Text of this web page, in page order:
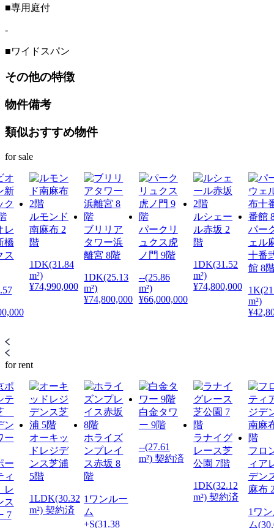
■専用庭付
-
■ワイドスパン
その他の特徴
物件備考
類似おすすめ物件
for sale
レ
橋
ス
ルモンド
南麻布 2
階
1DK(31.84
m²)
¥74,990,000
ブリリア
タワー浜
離宮 8階
1DK(25.13
m²)
¥74,800,000
パークリ
ュクス虎
ノ門 9階
--(25.86
m²)
¥66,000,000
ルシェー
ル赤坂 2
階
1DK(31.52
m²)
¥74,800,000
パー
ェル
十番
館 8
m²)
for rent
ー
ィ
ス
7
オーキッ
ドレジデ
ンス芝浦
5階
1LDK(30.32
m²) 契約済
ホライズ
ンプレイ
ス赤坂 8
階
1ワンルー
ム
+S(31.38
白金タワ
ー 9階
--(27.61
m²) 契約済
ラナイグ
レース芝
公園 7階
1DK(32.12
m²) 契約済
フロ
ィア
デン
麻布
1ワ
ム